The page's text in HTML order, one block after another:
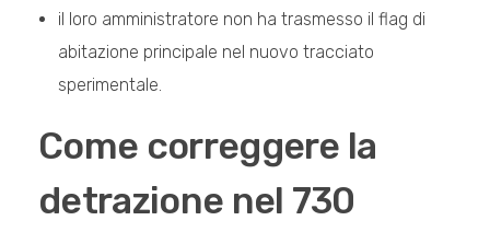
il loro amministratore non ha trasmesso il flag di
abitazione principale nel nuovo tracciato
sperimentale.
Come correggere la
detrazione nel 730